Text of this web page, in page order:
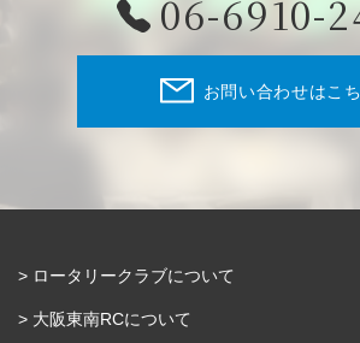
06-6910-
お問い合わせはこ
ロータリークラブについて
大阪東南RCについて